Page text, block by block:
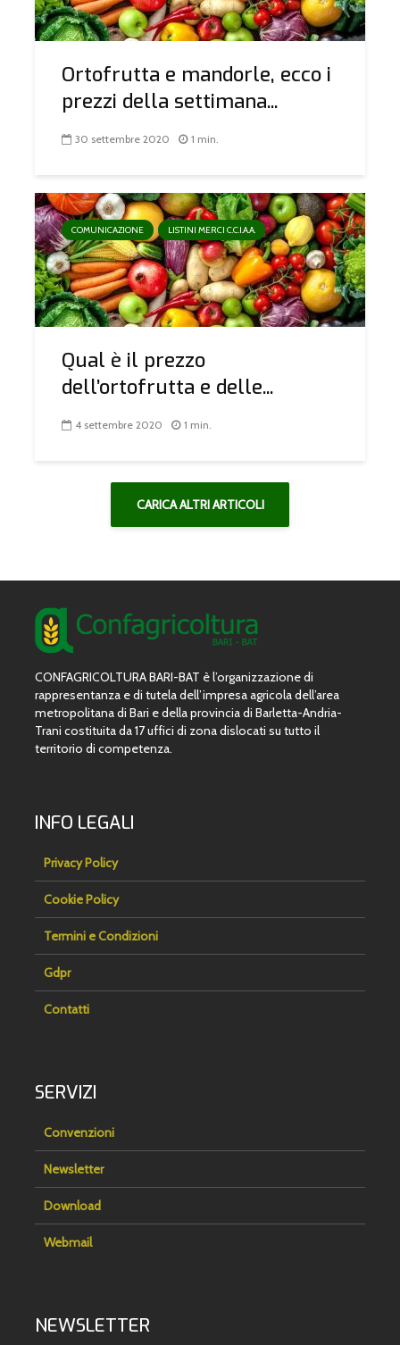
Ortofrutta e mandorle, ecco i
prezzi della settimana...
30 settembre 2020 1 min.
COMUNICAZIONE LISTINI MERCI C.C.I.A.A.
Qual è il prezzo
dell’ortofrutta e delle...
4 settembre 2020 1 min.
CARICA ALTRI ARTICOLI
CONFAGRICOLTURA BARI-BAT è l’organizzazione di
rappresentanza e di tutela dell’impresa agricola dell’area
metropolitana di Bari e della provincia di Barletta-Andria-
Trani costituita da 17 uffici di zona dislocati su tutto il
territorio di competenza.
INFO LEGALI
Privacy Policy
Cookie Policy
Termini e Condizioni
Gdpr
Contatti
SERVIZI
Convenzioni
Newsletter
Download
Webmail
NEWSLETTER